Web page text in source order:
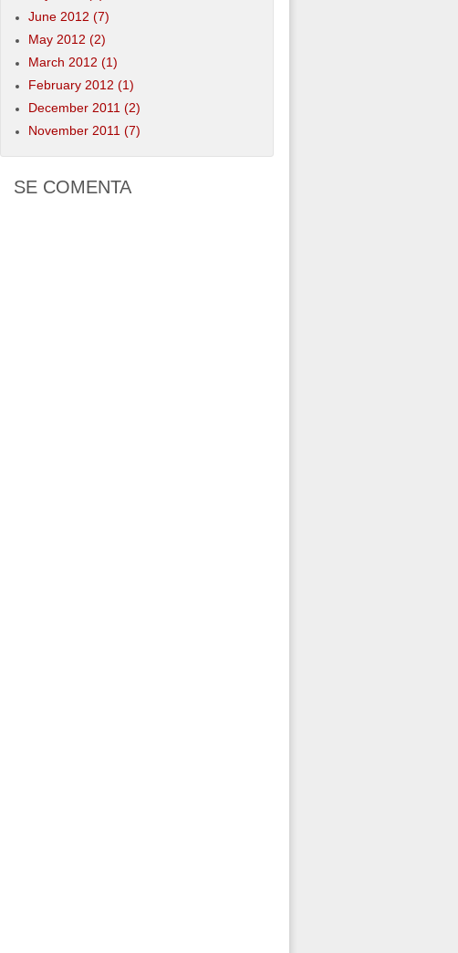
June 2012 (7)
May 2012 (2)
March 2012 (1)
February 2012 (1)
December 2011 (2)
November 2011 (7)
SE COMENTA